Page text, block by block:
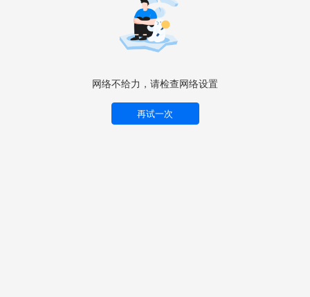
网络不给力，请检查网络设置
再试一次